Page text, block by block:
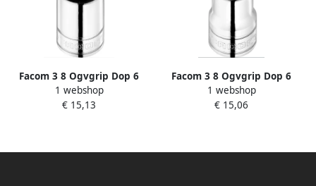
Facom 3 8 Ogvgrip Dop 6
Kant 10Mm JTM.10GRP
1 webshop
€ 15,13
Facom 3 8 Ogvgrip Dop 6
Kant 6Mm JTM.6GRP
1 webshop
€ 15,06